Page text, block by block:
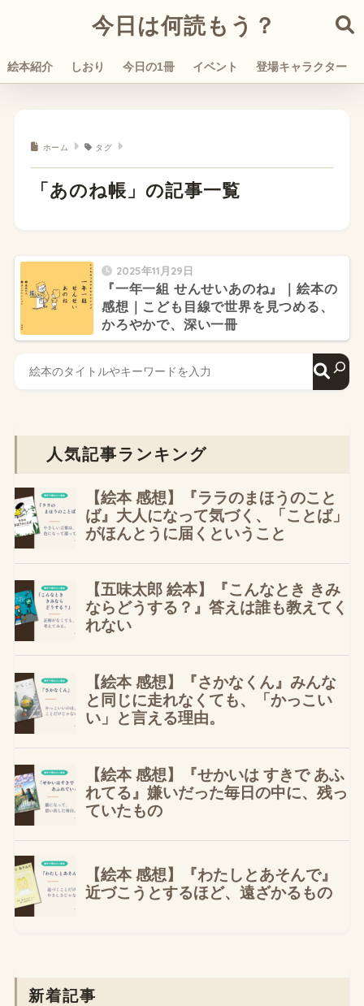
今日は何読もう？
絵本紹介 しおり 今日の1冊 イベント 登場キャラクター
ホーム タグ
「あのね帳」の記事一覧
2025年11月29日
『一年一組 せんせいあのね』｜絵本の
感想｜こども目線で世界を見つめる、
かろやかで、深い一冊
人気記事ランキング
新着記事